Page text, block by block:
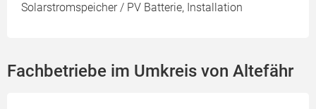
Solarstromspeicher / PV Batterie, Installation
Fachbetriebe im Umkreis von Altefähr